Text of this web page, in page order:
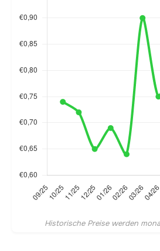
Historische Preise werden